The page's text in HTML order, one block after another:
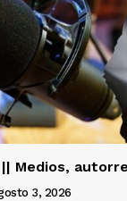
|| Medios,
3, 2026